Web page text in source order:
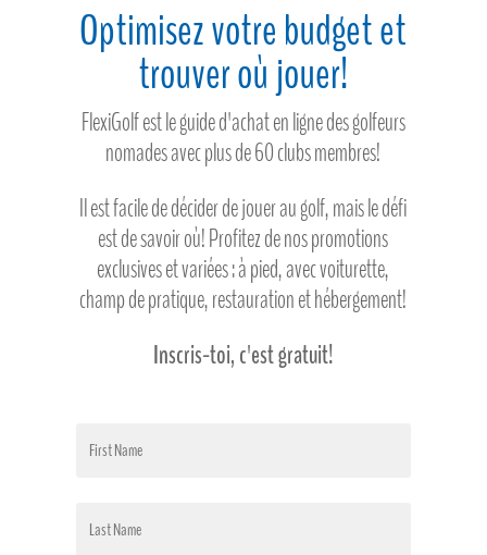
Optimisez votre budget et
trouver où jouer!
FlexiGolf est le guide d'achat en ligne des golfeurs
nomades avec plus de 60 clubs membres!
Il est facile de décider de jouer au golf, mais le défi
est de savoir où! Profitez de nos promotions
exclusives et variées : à pied, avec voiturette,
champ de pratique, restauration et hébergement!
Inscris-toi, c'est gratuit!